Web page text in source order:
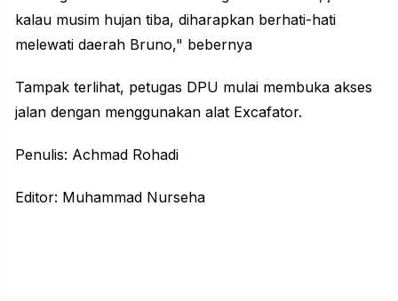
kalau musim hujan tiba, diharapkan berhati-hati
melewati daerah Bruno," bebernya
Tampak terlihat, petugas DPU mulai membuka akses
jalan dengan menggunakan alat Excafator.
Penulis: Achmad Rohadi
Editor: Muhammad Nurseha